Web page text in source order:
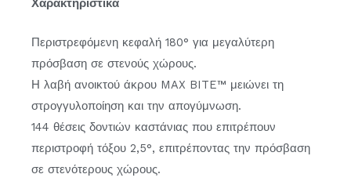
Χαρακτηριστικά
Περιστρεφόμενη κεφαλή 180° για μεγαλύτερη
πρόσβαση σε στενούς χώρους.
Η λαβή ανοικτού άκρου MAX BITE™ μειώνει τη
στρογγυλοποίηση και την απογύμνωση.
144 θέσεις δοντιών καστάνιας που επιτρέπουν
περιστροφή τόξου 2,5°, επιτρέποντας την πρόσβαση
σε στενότερους χώρους.